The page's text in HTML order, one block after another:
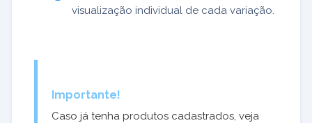
visualização individual de cada variação.
Importante!
Caso já tenha produtos cadastrados, veja